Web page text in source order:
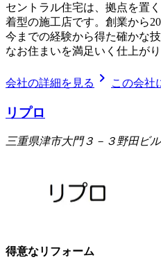
セントラル住宅は、拠点を置
着型の施工店です。創業から
今までの経験から得た確かな
なお住まいを満足いく仕上が
会社の詳細を見る chevron_right この会社
リプロ
三重県津市大門３－３野田ビ
得意なリフォーム